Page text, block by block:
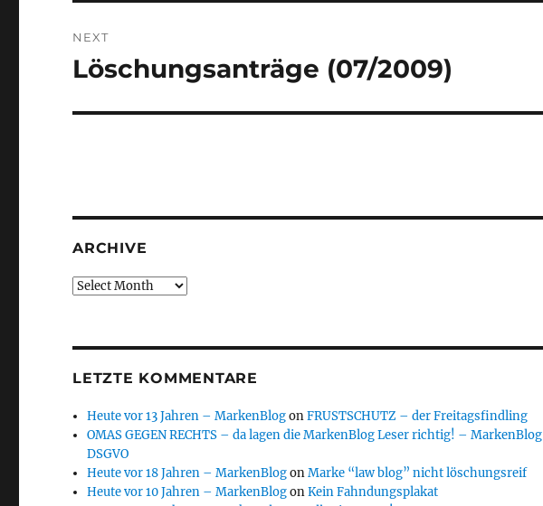
NEXT
Next
Löschungsanträge (07/2009)
ARCHIVE
Archive
LETZTE KOMMENTARE
Heute vor 13 Jahren – MarkenBlogonFRUSTSCHUTZ – der Freitagsfindling
OMAS GEGEN RECHTS – da lagen die MarkenBlog Leser richtig! – MarkenBlog
DSGVO
Heute vor 18 Jahren – MarkenBlogonMarke “law blog” nicht löschungsreif
Heute vor 10 Jahren – MarkenBlogonKein Fahndungsplakat